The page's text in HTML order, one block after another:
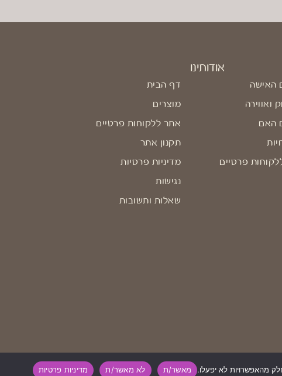
האישה
ואווירה
האם
פרטיים
אודותינו
דף הבית
מוצרים
אתר ללקוחות פרטיים
תקנון אתר
מדיניות פרטיות
נגישות
שאלות ותשובות
מאשר/ת לא מאשר/ת מדיניות פרטיות